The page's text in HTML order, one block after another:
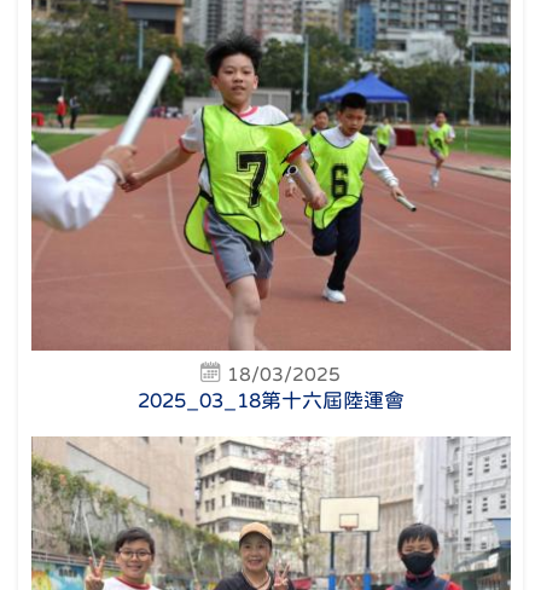
18/03/2025
2025_03_18第十六屆陸運會